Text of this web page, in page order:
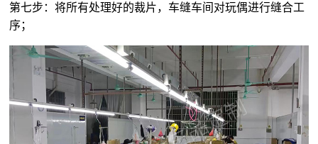
第七步：将所有处理好的裁片，车缝车间对玩偶进行缝合工
序；